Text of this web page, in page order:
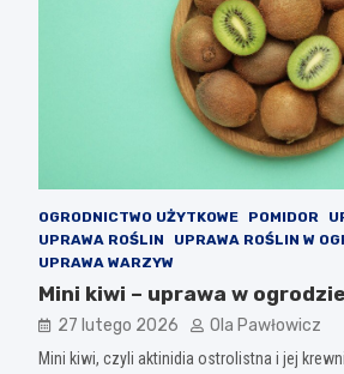
OGRODNICTWO UŻYTKOWE POMIDOR
UPRAWA ROŚLIN
UPRAWA ROŚLIN W
UPRAWA WARZYW
Mini kiwi – uprawa w
27 lutego 2026 Ola Pawłowicz
Mini kiwi, czyli aktinidia ostrolistna i jej